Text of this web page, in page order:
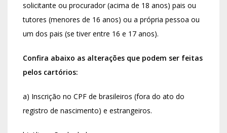
solicitante ou procurador (acima de 18 anos) pais ou
tutores (menores de 16 anos) ou a própria pessoa ou
um dos pais (se tiver entre 16 e 17 anos).
Confira abaixo as alterações que podem ser feitas
pelos cartórios:
a) Inscrição no CPF de brasileiros (fora do ato do
registro de nascimento) e estrangeiros.